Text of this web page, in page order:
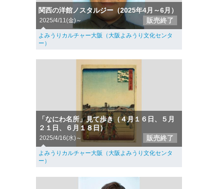
関西の洋館ノスタルジー（2025年4月～6月）
2025/4/11(金)～ 販売終了
よみうりカルチャー大阪（大阪よみうり文化センタ
ー）
「なにわ名所」見て歩き（４月１６日、５月
２１日、６月１８日）
2025/4/16(水)～ 販売終了
よみうりカルチャー大阪（大阪よみうり文化センタ
ー）